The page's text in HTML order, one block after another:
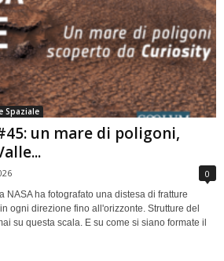
Spaziale
un mare di poligoni,
0
NASA ha fotografato una distesa di fratture
ogni direzione fino all'orizzonte. Strutture del
su questa scala. E su come si siano formate il